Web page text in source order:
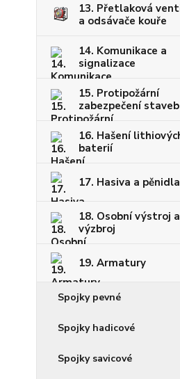
13. Přetlaková
a odsávače kouře
14. Komunikace a
signalizace
15. Protipožární
zabezpečení staveb
16. Hašení
baterií
17. Hasiva a pěnidla
18. Osobní výstroj a
výzbroj
19. Armatury
Spojky pevné
Spojky hadicové
Spojky savicové